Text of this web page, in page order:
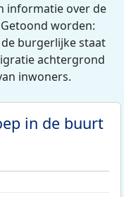
informatie over de
worden:
burgerlijke staat
achtergrond
inwoners.
in de buurt